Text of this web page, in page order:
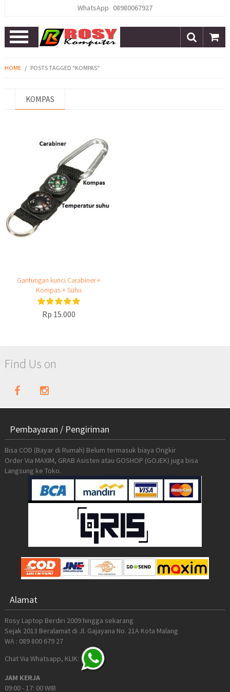
WhatsApp 08980067927
Open
Menu
HOME / POSTS TAGGED "KOMPAS"
KOMPAS
Gantungan kunci Carabiner +
Kompas + Suhu
Rp 15.000
Find Us on
Pembayaran / Pengiriman
Bisa COD (Bayar di Rumah) Belum termasuk biaya Ongkir
Order Via MAXIM, GRAB Asisten atau GOSHOP (GOJEK) juga bisa
Langsung ke Toko.
Alamat
Rosy Laptop Berdiri 2009 hingga sekarang
Sejak 2013 Beralamat di Jl. Gajayana No. 21A Kota Malang
WA : 089 800 679 27
Chat Via Whatsapp, KLIK:
JAM KERJA
09:00 - 17: 00 WIB